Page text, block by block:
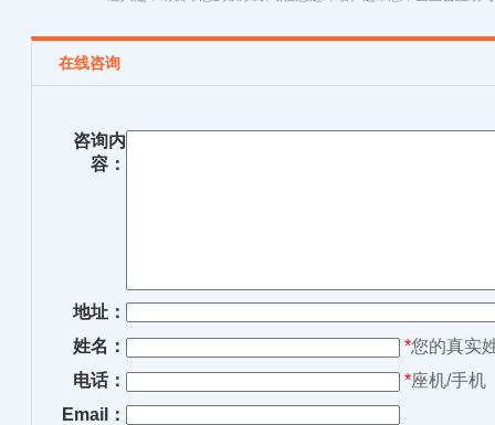
在线咨询
咨询内
容：
地址：
姓名：
*您的真实
电话：
*座机/手机
Email：